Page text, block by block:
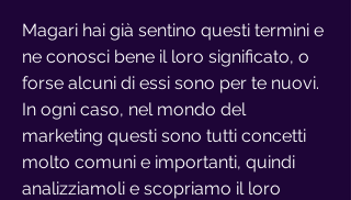
Magari hai già sentino questi termini e
ne conosci bene il loro significato, o
forse alcuni di essi sono per te nuovi.
In ogni caso, nel mondo del
marketing questi sono tutti concetti
molto comuni e importanti, quindi
analizziamoli e scopriamo il loro